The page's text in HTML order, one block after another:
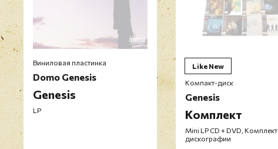
Виниловая пластинка
Domo Genesis
Genesis
LP
Like New
Компакт-диск
Genesis
Комплект
Mini LP CD + DVD, Комплект
дискографии